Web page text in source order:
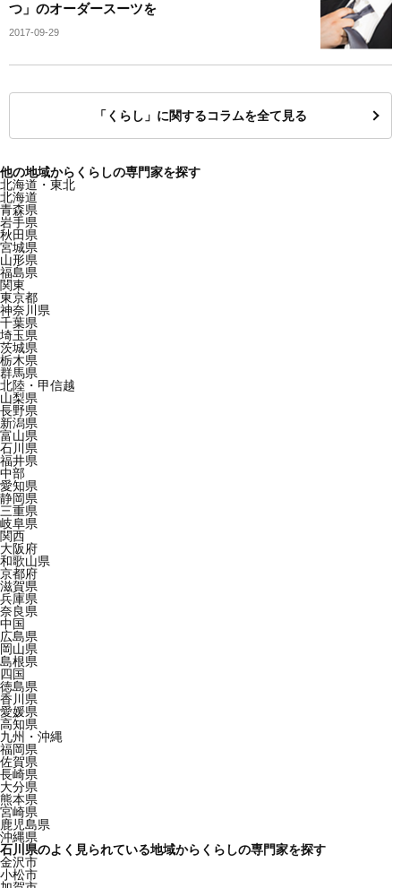
つ」のオーダースーツを
2017-09-29
「くらし」に関するコラムを全て見る
他の地域からくらしの専門家を探す
北海道・東北
北海道
青森県
岩手県
秋田県
宮城県
山形県
福島県
関東
東京都
神奈川県
千葉県
埼玉県
茨城県
栃木県
群馬県
北陸・甲信越
山梨県
長野県
新潟県
富山県
石川県
福井県
中部
愛知県
静岡県
三重県
岐阜県
関西
大阪府
和歌山県
京都府
滋賀県
兵庫県
奈良県
中国
広島県
岡山県
島根県
四国
徳島県
香川県
愛媛県
高知県
九州・沖縄
福岡県
佐賀県
長崎県
大分県
熊本県
宮崎県
鹿児島県
沖縄県
石川県のよく見られている地域からくらしの専門家を探す
金沢市
小松市